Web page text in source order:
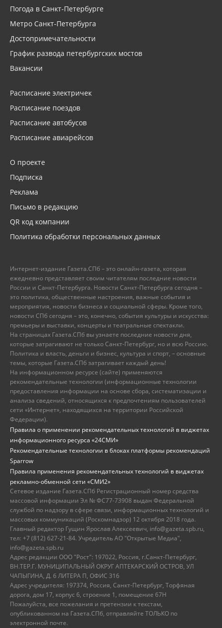
Погода в Санкт-Петербурге
Метро Санкт-Петербурга
Достопримечательности
График развода петербургских мостов
Вакансии
Расписание электричек
Расписание поездов
Расписание автобусов
Расписание авиарейсов
О проекте
Подписка
Реклама
Письмо в редакцию
QR код компании
Политика обработки персональных данных
Интернет-издание Газета.СПб – это онлайн-газета, которая
ежедневно представляет своим читателям последние новости
России и Санкт-Петербурга. Новости Санкт-Петербурга сегодня –
это политика, общественные настроения, важные события и
мероприятия, новости бизнеса и социальной сферы. Кроме того,
новости СПб сегодня – это, конечно, события культуры и искусства:
премьеры и выставки, концерты и театральные спектакли.
На страницах Газета.СПб вы узнаете последние новости дня,
которые затрагивают не только Санкт-Петербург, но и всю Россию.
Политика и власть, деньги и бизнес, культура и спорт, – основные
темы, которые Газета.СПб затрагивает каждый день!
На информационном ресурсе (сайте) применяются
рекомендательные технологии (информационные технологии
предоставления информации на основе сбора, систематизации и
анализа сведений, относящихся к предпочтениям пользователей
сети «Интернет», находящихся на территории Российской
Федерации).
Правила о применении рекомендательных технологий в виджетах
информационного ресурса «24СМИ»
Рекомендательные технологии в блоках платформы рекомендаций
Sparrow
Правила применения рекомендательных технологий в виджетах
рекламно-обменной сети «СМИ2»
Сетевое издание Газета.СПб Регистрационный номер средства
массовой информации Эл № ФС77-73908 выдан Федеральной
службой по надзору в сфере связи, информационных технологий и
массовых коммуникаций (Роскомнадзор) 12 октября 2018 года.
Главный редактор Гущин Ярослав Алексеевич, info@gazeta.spb.ru,
тел: +7 (812) 627-21-84. Учредитель АО "Открытые Медиа",
info@gazeta.spb.ru
Адрес редакции ООО "Рост": 197022, Россия, г.Санкт-Петербург,
ВН.ТЕР.Г. МУНИЦИПАЛЬНЫЙ ОКРУГ АПТЕКАРСКИЙ ОСТРОВ, УЛ
ЧАПЫГИНА, Д. 6 ЛИТЕРА П, ОФИС 316
Адрес учредителя: 197374, Россия, Санкт-Петербург, Торфяная
дорога, дом 17, корпус 6, строение 1, помещение 67Н
Пожалуйста, все пожелания и претензии к текстам,
опубликованном на Газета.СПб, отправляйте ТОЛЬКО по
электронной почте.